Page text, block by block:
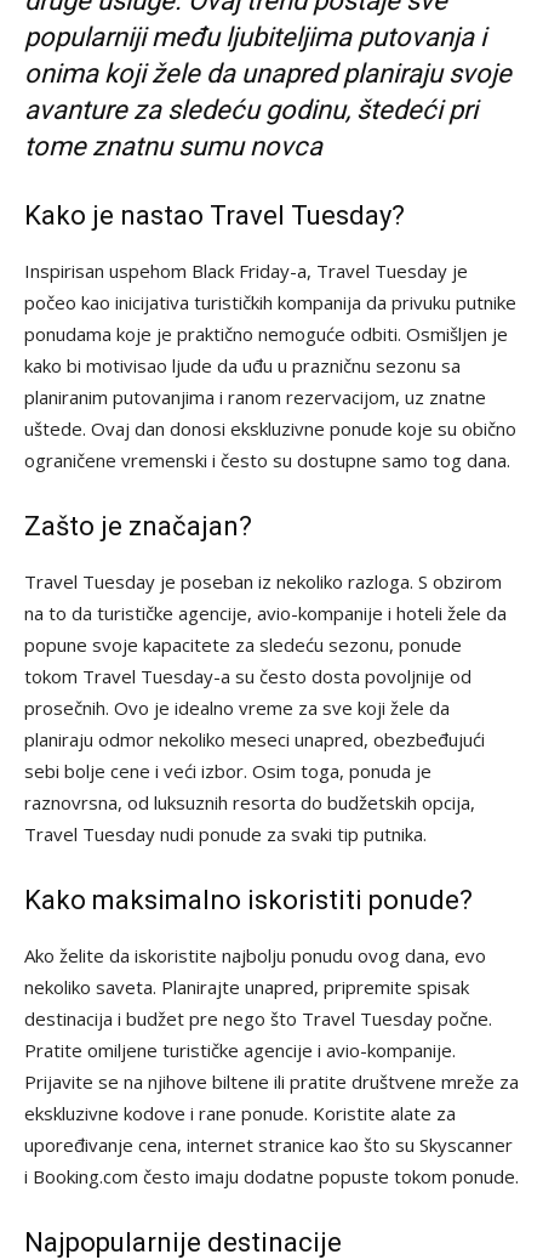
popularniji među ljubiteljima putovanja i
onima koji žele da unapred planiraju svoje
avanture za sledeću godinu, štedeći pri
tome znatnu sumu novca
Kako je nastao Travel Tuesday?
Inspirisan uspehom Black Friday-a, Travel Tuesday je
počeo kao inicijativa turističkih kompanija da privuku putnike
ponudama koje je praktično nemoguće odbiti. Osmišljen je
kako bi motivisao ljude da uđu u prazničnu sezonu sa
planiranim putovanjima i ranom rezervacijom, uz znatne
uštede. Ovaj dan donosi ekskluzivne ponude koje su obično
ograničene vremenski i često su dostupne samo tog dana.
Zašto je značajan?
Travel Tuesday je poseban iz nekoliko razloga. S obzirom
na to da turističke agencije, avio-kompanije i hoteli žele da
popune svoje kapacitete za sledeću sezonu, ponude
tokom Travel Tuesday-a su često dosta povoljnije od
prosečnih. Ovo je idealno vreme za sve koji žele da
planiraju odmor nekoliko meseci unapred, obezbeđujući
sebi bolje cene i veći izbor. Osim toga, ponuda je
raznovrsna, od luksuznih resorta do budžetskih opcija,
Travel Tuesday nudi ponude za svaki tip putnika.
Kako maksimalno iskoristiti ponude?
Ako želite da iskoristite najbolju ponudu ovog dana, evo
nekoliko saveta. Planirajte unapred, pripremite spisak
destinacija i budžet pre nego što Travel Tuesday počne.
Pratite omiljene turističke agencije i avio-kompanije.
Prijavite se na njihove biltene ili pratite društvene mreže za
ekskluzivne kodove i rane ponude. Koristite alate za
upoređivanje cena, internet stranice kao što su Skyscanner
i Booking.com često imaju dodatne popuste tokom ponude.
Najpopularnije destinacije